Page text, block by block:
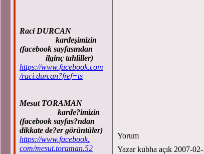
Raci DURCAN
kardeşimizin
(facebook sayfasından
ilginç tahliller)
https://www.facebook.com
/raci.durcan?fref=ts
Mesut TORAMAN
karde?imizin
(facebook sayfas?ndan
dikkate de?er görüntüler)
https://www.facebook.
com/mesut.toraman.52
Yorum
Yazar kubha açık 2007-